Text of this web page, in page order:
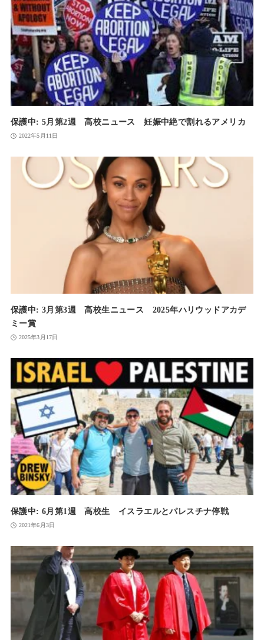
保護中: 5月第2週 高校ニュース 妊娠中絶で割れるアメリカ
2022年5月11日
保護中: 3月第3週 高校生ニュース 2025年ハリウッドアカデ
ミー賞
2025年3月17日
保護中: 6月第1週 高校生 イスラエルとパレスチナ停戦
2021年6月3日